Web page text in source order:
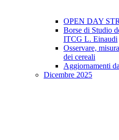
OPEN DAY
Borse di Studio
ITCG L. Einaudi
Osservare,
dei cereali
Aggiornamenti
Dicembre 2025